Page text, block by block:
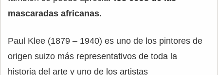
mascaradas africanas.
Paul Klee (1879 – 1940) es uno de los pintores de
origen suizo más representativos de toda la
historia del arte y uno de los artistas